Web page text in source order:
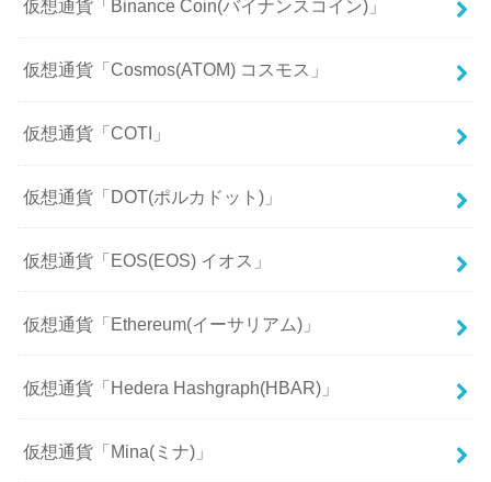
仮想通貨「Binance Coin(バイナンスコイン)」
仮想通貨「Cosmos(ATOM) コスモス」
仮想通貨「COTI」
仮想通貨「DOT(ポルカドット)」
仮想通貨「EOS(EOS) イオス」
仮想通貨「Ethereum(イーサリアム)」
仮想通貨「Hedera Hashgraph(HBAR)」
仮想通貨「Mina(ミナ)」